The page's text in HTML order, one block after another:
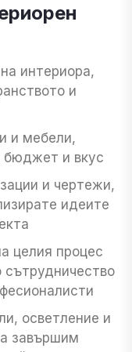
интериора,
и
и мебели,
бюджет и вкус
и чертежи,
идеите
целия процес
сътрудничество
осветление и
завършим